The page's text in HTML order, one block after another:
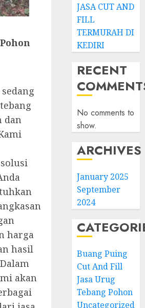
dan
harga
hasil
akan
JASA CUT AND
FILL
TERMURAH DI
KEDIRI
RECENT
No comments to
show.
ARCHIVES
January 2025
September
2024
Buang Puing
Cut And Fill
Jasa Urug
Tebang Pohon
Uncategorized